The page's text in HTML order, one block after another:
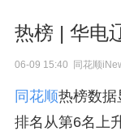
热榜 | 华电
06-09 15:40 同花顺
同花顺热榜数据
排名从第6名上